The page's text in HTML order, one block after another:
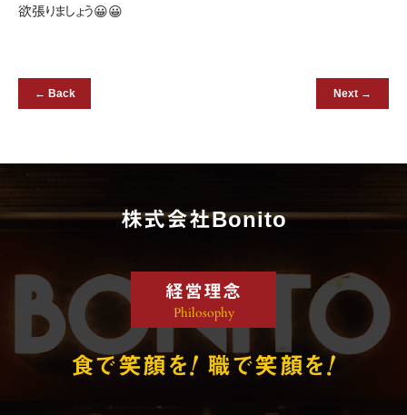
欲張りましょう😀😀
← Back Next →
株式会社Bonito
経営理念
Philosophy
食で笑顔を! 職で笑顔を!